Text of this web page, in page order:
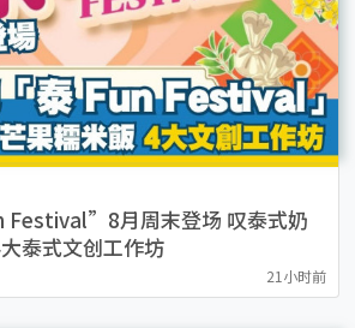
Festival”8月周末登场 叹泰式奶
泰式文创工作坊
21小时前